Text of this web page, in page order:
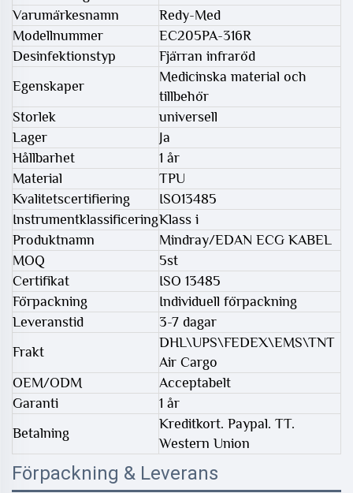
Varumärkesnamn
Redy-Med
Modellnummer
EC205PA-316R
Desinfektionstyp
Fjärran infraröd
Egenskaper
Medicinska material och
tillbehör
Storlek
universell
Lager
Ja
Hållbarhet
1 år
Material
TPU
Kvalitetscertifiering
ISO13485
InstrumentklassificeringKlass i
Produktnamn
Mindray/EDAN ECG KABEL
MOQ
5st
Certifikat
ISO 13485
Förpackning
Individuell förpackning
Leveranstid
3-7 dagar
Frakt
DHL\UPS\FEDEX\EMS\TNT
Air Cargo
OEM/ODM
Acceptabelt
Garanti
1 år
Betalning
Kreditkort. Paypal. TT.
Western Union
Förpackning & Leverans